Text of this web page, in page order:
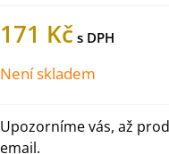
171 Kč
Není skladem
Upozorníme vás, až
email.